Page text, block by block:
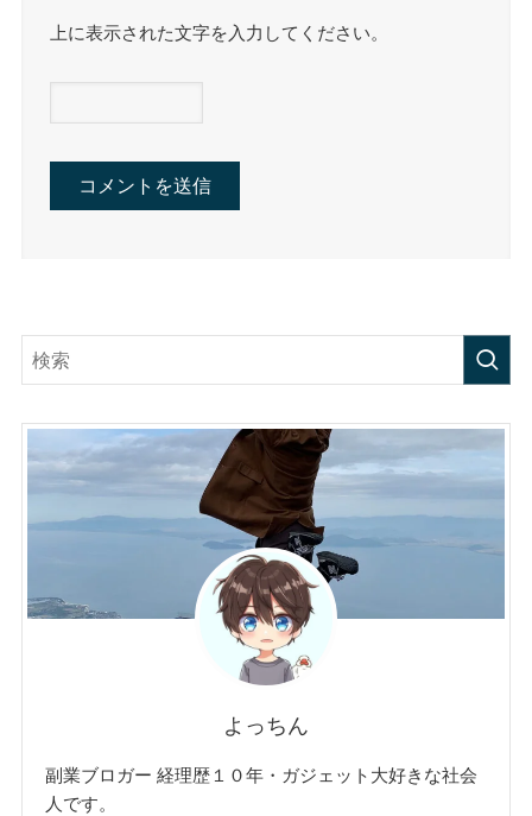
上に表示された文字を入力してください。
よっちん
副業ブロガー 経理歴１０年・ガジェット大好きな社会
人です。